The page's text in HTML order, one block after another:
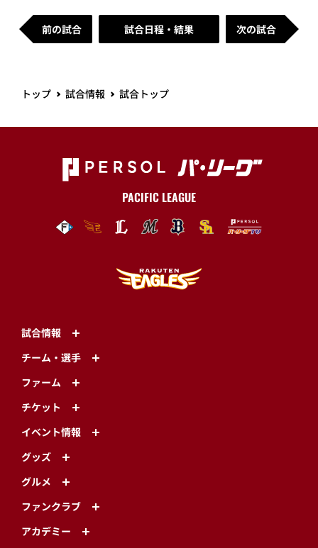
前の試合 試合日程・結果 次の試合
トップ 試合情報 試合トップ
PACIFIC LEAGUE
試合情報
チーム・選手
ファーム
チケット
イベント情報
グッズ
グルメ
ファンクラブ
アカデミー